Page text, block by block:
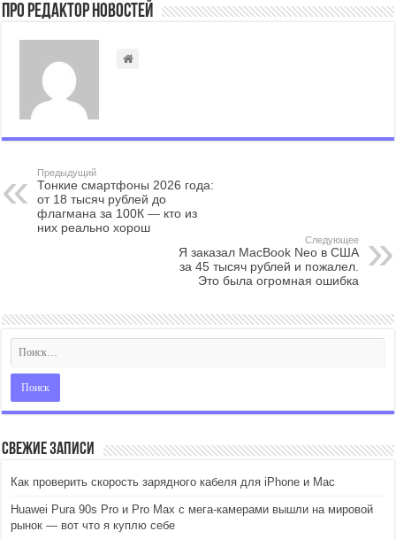
Про Редактор Новостей
Предыдущий
Тонкие смартфоны 2026 года:
от 18 тысяч рублей до
флагмана за 100К — кто из
них реально хорош
Следующее
Я заказал MacBook Neo в США
за 45 тысяч рублей и пожалел.
Это была огромная ошибка
Свежие записи
Как проверить скорость зарядного кабеля для iPhone и Mac
Huawei Pura 90s Pro и Pro Max с мега-камерами вышли на мировой
рынок — вот что я куплю себе